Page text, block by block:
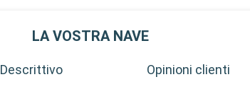
LA VOSTRA NAVE
Descrittivo Opinioni clienti